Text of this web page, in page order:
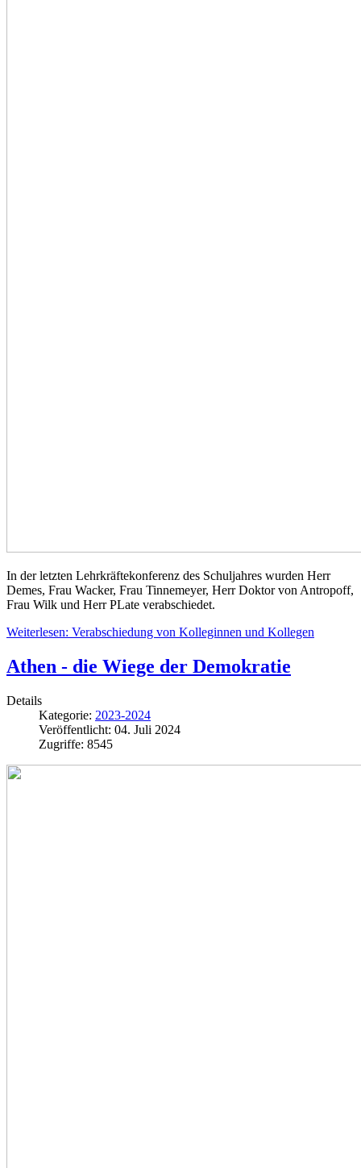
In der letzten Lehrkräftekonferenz des Schuljahres wurden Herr
Demes, Frau Wacker, Frau Tinnemeyer, Herr Doktor von Antropoff,
Frau Wilk und Herr PLate verabschiedet.
Weiterlesen: Verabschiedung von Kolleginnen und Kollegen
Athen - die Wiege der Demokratie
Details
Kategorie: 2023-2024
Veröffentlicht: 04. Juli 2024
Zugriffe: 8545